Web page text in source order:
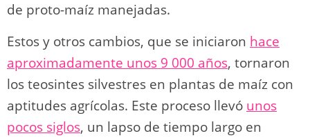
de proto-maíz manejadas.
Estos y otros cambios, que se iniciaron hace
aproximadamente unos 9 000 años, tornaron
los teosintes silvestres en plantas de maíz con
aptitudes agrícolas. Este proceso llevó unos
pocos siglos, un lapso de tiempo largo en